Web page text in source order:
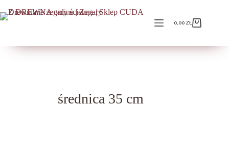
do
treści
Koszyk
0,00 ZŁ
średnica 35 cm